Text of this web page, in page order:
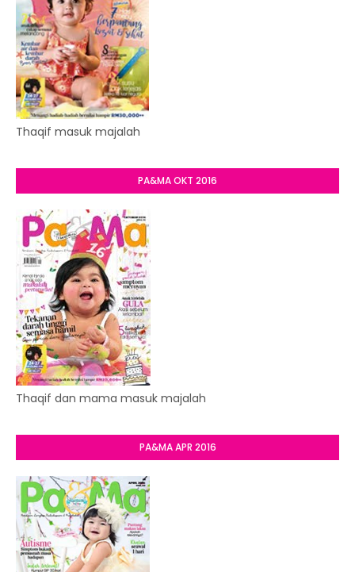
Thaqif masuk majalah
PA&MA OKT 2016
Thaqif dan mama masuk majalah
PA&MA APR 2016